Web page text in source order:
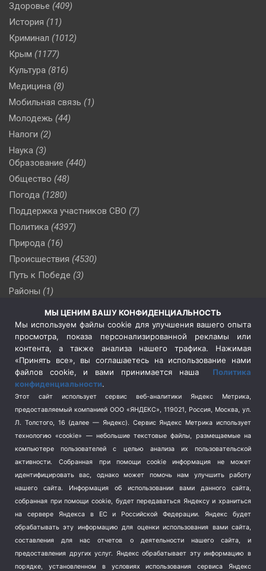
Здоровье (409)
История (11)
Криминал (1012)
Крым (1177)
Культура (816)
Медицина (8)
Мобильная связь (1)
Молодежь (44)
Налоги (2)
Наука (3)
Образование (440)
Общество (48)
Погода (1280)
Поддержка участников СВО (7)
Политика (4397)
Природа (16)
Происшествия (4530)
Путь к Победе (3)
Районы (1)
(510)
Сельское хозяйство (3)
Социальная политика
(3)
Спецоперация в Украине
Спецоперация на Украине
(404)
Спорт (740)
Терроризм (1)
Транспорт (262)
Туризм (178)
Флот (76)
Школа и спорт (2)
Экология (8)
Экономика (1172)
МЫ ЦЕНИМ ВАШУ КОНФИДЕНЦИАЛЬНОСТЬ
Мы используем файлы cookie для улучшения вашего опыта
просмотра, показа персонализированной рекламы или
контента, а также анализа нашего трафика. Нажимая
«Принять все», вы соглашаетесь на использование нами
файлов cookie, и вами принимается наша Политика
конфиденциальности.
Этот сайт использует сервис веб-аналитики Яндекс Метрика,
предоставляемый компанией ООО «ЯНДЕКС», 119021, Россия, Москва, ул.
Л. Толстого, 16 (далее — Яндекс). Сервис Яндекс Метрика использует
технологию «cookie» — небольшие текстовые файлы, размещаемые на
компьютере пользователей с целью анализа их пользовательской
активности.
Собранная при помощи cookie информация не может
идентифицировать вас, однако может помочь нам улучшить работу
нашего сайта. Информация об использовании вами данного сайта,
собранная при помощи cookie, будет передаваться Яндексу и храниться
на сервере Яндекса в ЕС и Российской Федерации. Яндекс будет
обрабатывать эту информацию для оценки использования вами сайта,
составления для нас отчетов о деятельности нашего сайта, и
предоставления других услуг. Яндекс обрабатывает эту информацию в
порядке, установленном в условиях использования сервиса Яндекс